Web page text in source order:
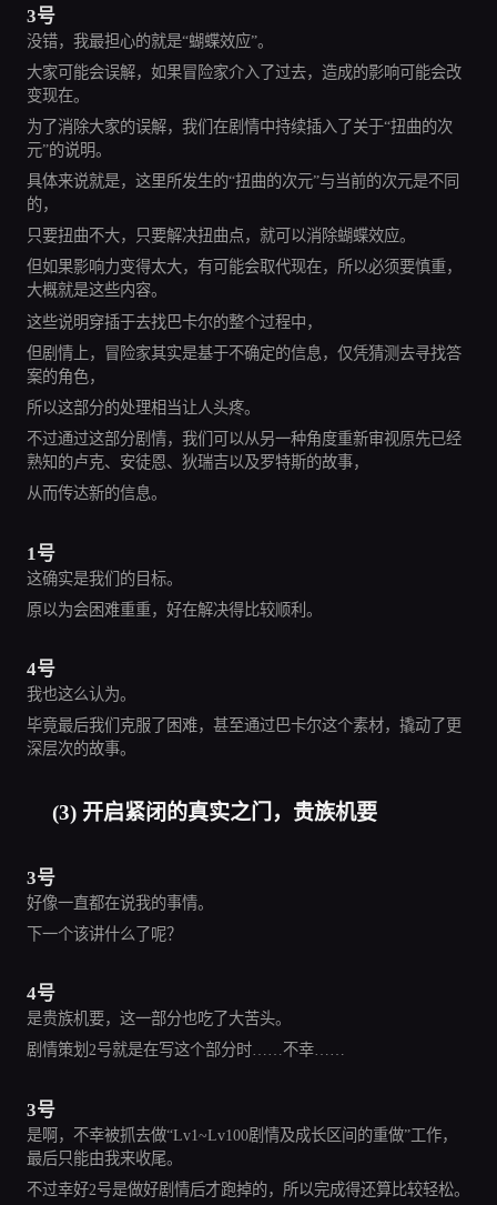
3号
没错，我最担心的就是“蝴蝶效应”。
大家可能会误解，如果冒险家介入了过去，造成的影响可能会改
变现在。
为了消除大家的误解，我们在剧情中持续插入了关于“扭曲的次
元”的说明。
具体来说就是，这里所发生的“扭曲的次元”与当前的次元是不同
的，
只要扭曲不大，只要解决扭曲点，就可以消除蝴蝶效应。
但如果影响力变得太大，有可能会取代现在，所以必须要慎重，
大概就是这些内容。
这些说明穿插于去找巴卡尔的整个过程中，
但剧情上，冒险家其实是基于不确定的信息，仅凭猜测去寻找答
案的角色，
所以这部分的处理相当让人头疼。
不过通过这部分剧情，我们可以从另一种角度重新审视原先已经
熟知的卢克、安徒恩、狄瑞吉以及罗特斯的故事，
从而传达新的信息。
1号
这确实是我们的目标。
原以为会困难重重，好在解决得比较顺利。
4号
我也这么认为。
毕竟最后我们克服了困难，甚至通过巴卡尔这个素材，撬动了更
深层次的故事。
(3) 开启紧闭的真实之门，贵族机要
3号
好像一直都在说我的事情。
下一个该讲什么了呢？
4号
是贵族机要，这一部分也吃了大苦头。
剧情策划2号就是在写这个部分时……不幸……
3号
是啊，不幸被抓去做“Lv1~Lv100剧情及成长区间的重做”工作，
最后只能由我来收尾。
不过幸好2号是做好剧情后才跑掉的，所以完成得还算比较轻松。